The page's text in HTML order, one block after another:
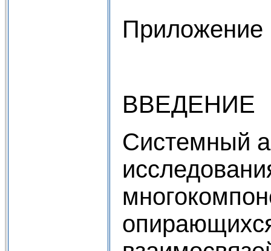
Приложение
ВВЕДЕНИЕ
Системный